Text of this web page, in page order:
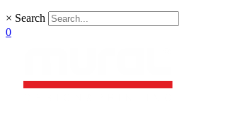
× Search
0